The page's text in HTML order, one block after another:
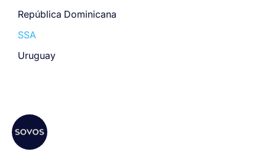
República Dominicana
SSA
Uruguay